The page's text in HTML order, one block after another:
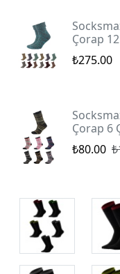
Çorap
₺275.00
Çorap 6
₺80.00